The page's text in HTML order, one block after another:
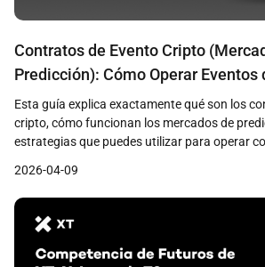
Contratos de Evento Cripto
Predicción): Cómo Operar Eventos
Ethereum
Esta guía explica exactamente qué son los
cripto, cómo funcionan los mercados de
estrategias que puedes utilizar para operar
2026-04-09